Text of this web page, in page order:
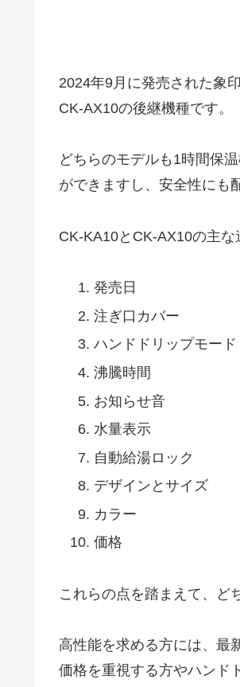
2024年9月に発売された象
CK-AX10の後継機種です。
どちらのモデルも1時間保
ができますし、安全性にも
CK-KA10とCK-AX10の主な
発売日
注ぎ口カバー
ハンドドリップモード
沸騰時間
お知らせ音
水量表示
自動給湯ロック
デザインとサイズ
カラー
価格
これらの点を踏まえて、ど
高性能を求める方には、最
価格を重視する方やハンド